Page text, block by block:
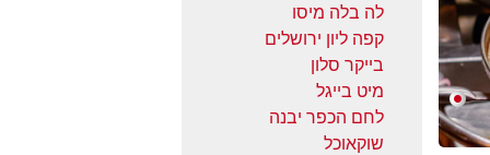
לה בלה מיסו
קפה ליון ירושלים
בייקר סלון
מיט בייגל
לחם הכפר יבנה
שוקאוכל